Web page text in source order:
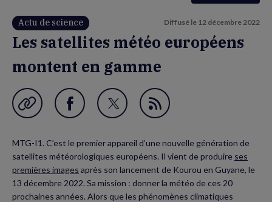
Actu de science Diffusé le 12 décembre 2022
Les satellites météo européens
montent en gamme
Garder en favori
Partager
Facebook
(nouvelle
fenêtre)
Partager
Twitter
(nouvelle
fenêtre)
Flux
MTG-I1. C’est le premier appareil d’une nouvelle génération de
satellites météorologiques européens. Il vient de produire ses
premières images après son lancement de Kourou en Guyane, le
13 décembre 2022. Sa mission : donner la météo de ces 20
prochaines années. Alors que les phénomènes climatiques